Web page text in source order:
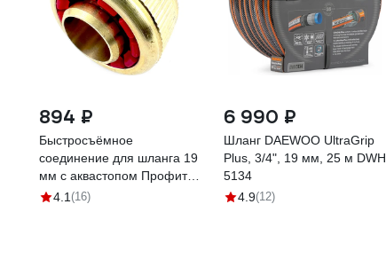
894 ₽
Быстросъёмное
соединение для шланга 19
мм с аквастопом Профитт
0102785-RCS
4.1 (16)
6 990 ₽
Шланг DAEWOO UltraGrip
Plus, 3/4", 19 мм, 25 м DWH
5134
4.9(12)